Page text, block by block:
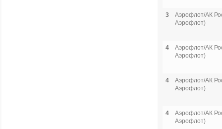
3
Аэрофлот/АК
Аэрофлот)
4
Аэрофлот/АК
Аэрофлот)
4
Аэрофлот/АК
Аэрофлот)
4
Аэрофлот/АК
Аэрофлот)